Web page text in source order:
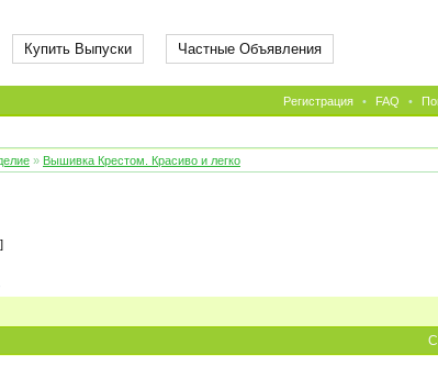
Купить Выпуски Частные Объявления
Регистрация • FAQ •
» Вышивка Крестом. Красиво и легко